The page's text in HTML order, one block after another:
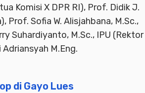
Komisi X DPR RI), Prof. Didik J.
Prof. Sofia W. Alisjahbana, M.Sc.,
Suhardiyanto, M.Sc., IPU (Rektor
M.Eng.
di Gayo Lues